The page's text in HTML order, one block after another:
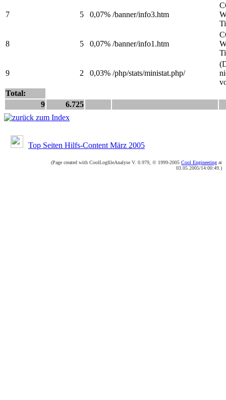
7 5 0,07% /banner/info3.htm
8 5 0,07% /banner/info1.htm
9 2 0,03% /php/stats/ministat.php/
Total:
9
6.725
Top Seiten Hilfs-Content März 2005
(Page created with CoolLogfileAnalyse V. 0.979, © 1999-2005 Cool Engineering at
03.05.2005/14:00:49.)